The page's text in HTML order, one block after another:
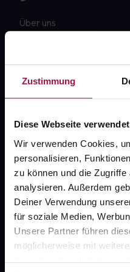
Zustimmung
Diese Webseite
Wir verwenden Cookies,
personalisieren,
zu können und die
analysieren. Außerdem
Deiner Verwendung
für soziale Medien,
Unsere Partner führen
möglicherweise mit
ihnen bereitgestellt hast
Über uns
Newsletter
Sanitätshäuser
AGB
Impressum